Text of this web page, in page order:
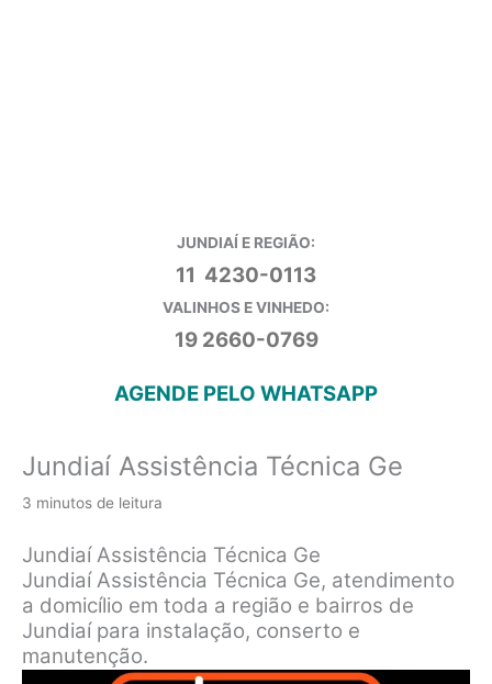
JUNDIAÍ E REGIÃO:
11 4230-0113
VALINHOS E VINHEDO:
19 2660-0769
AGENDE PELO WHATSAPP
Jundiaí Assistência Técnica Ge
3 minutos de leitura
Jundiaí Assistência Técnica Ge
Jundiaí Assistência Técnica Ge, atendimento
a domicílio em toda a região e bairros de
Jundiaí para instalação, conserto e
manutenção.